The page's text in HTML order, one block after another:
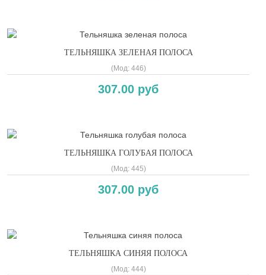
ТЕЛЬНЯШКА ЗЕЛЕНАЯ ПОЛОСА
(Мод: 446)
307.00 руб
ТЕЛЬНЯШКА ГОЛУБАЯ ПОЛОСА
(Мод: 445)
307.00 руб
ТЕЛЬНЯШКА СИНЯЯ ПОЛОСА
(Мод: 444)